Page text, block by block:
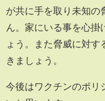
が共に手を取り未知の
ん。家にいる事を心掛
ょう。また脅威に対
きましょう。
今後はワクチンのポリ